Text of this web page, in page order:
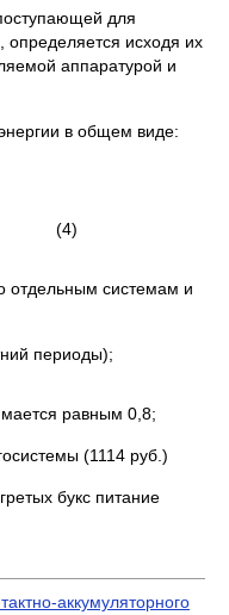
для
определяется исходя их
аппаратурой и
в общем виде:
(4)
отдельным системам и
периоды);
равным 0,8;
(1114 руб.)
букс питание
аккумуляторного